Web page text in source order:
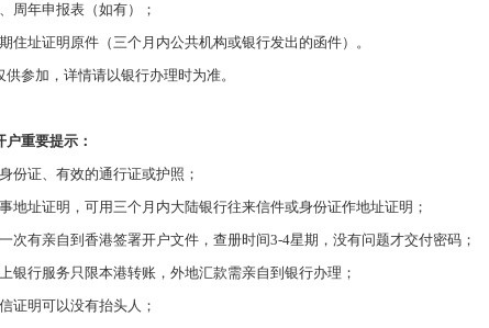
周年申报表（如有）；
住址证明原件（三个月内公共机构或银行发出的函件）。
供参加，详情请以银行办理时为准。
户重要提示：
份证、有效的通行证或护照；
地址证明，可用三个月内大陆银行往来信件或身份证作地址证明；
次有亲自到香港签署开户文件，查册时间3-4星期，没有问题才交付密码；
银行服务只限本港转账，外地汇款需亲自到银行办理；
证明可以没有抬头人；